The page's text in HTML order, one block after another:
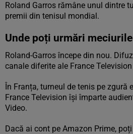
Roland Garros rămâne unul dintre
premii din tenisul mondial.
Unde poți urmări meciurile
Roland-Garros începe din nou.
canale diferite ale France
În Franța, turneul de tenis pe zgură
France Television își împarte
Video.
Dacă ai cont pe Amazon Prime,